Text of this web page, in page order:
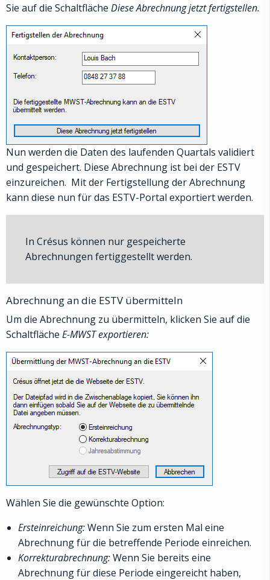
Sie auf die Schaltfläche Diese Abrechnung jetzt fertigstellen.
Nun werden die Daten des laufenden Quartals validiert
und gespeichert. Diese Abrechnung ist bei der ESTV
einzureichen. Mit der Fertigstellung der Abrechnung
kann diese nun für das ESTV-Portal exportiert werden.
In Crésus können nur gespeicherte
Abrechnungen fertiggestellt werden.
Abrechnung an die ESTV übermitteln
Um die Abrechnung zu übermitteln, klicken Sie auf die
Schaltfläche E-MWST exportieren:
Wählen Sie die gewünschte Option:
Ersteinreichung:Wenn Sie zum ersten Mal eine
Abrechnung für die betreffende Periode einreichen.
Korrekturabrechnung:Wenn Sie bereits eine
Abrechnung für diese Periode eingereicht haben,